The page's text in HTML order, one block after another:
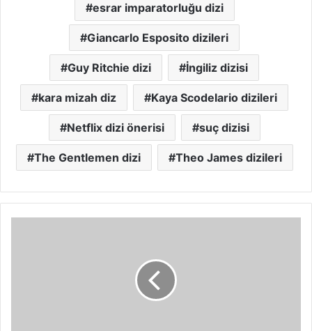
esrar imparatorluğu dizi
Giancarlo Esposito dizileri
Guy Ritchie dizi İngiliz dizisi
kara mizah diz Kaya Scodelario dizileri
Netflix dizi önerisi suç dizisi
The Gentlemen dizi Theo James dizileri